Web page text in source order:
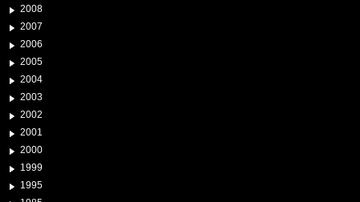
2008
2007
2006
2005
2004
2003
2002
2001
2000
1999
1995